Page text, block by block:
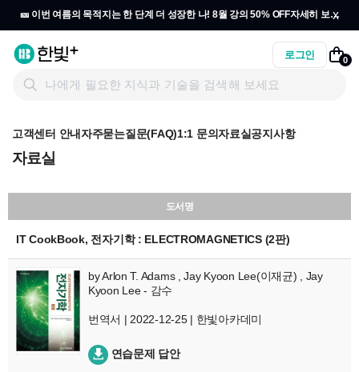
🎫 이번 여름의 목적지는 한 단계 더 성장한 나! 8월 강의 50% OFF자세히 보기
x
로그인 0
고객센터 안내자주묻는질문(FAQ)1:1 문의자료실공지사항
자료실
도서명
IT CookBook, 전자기학 : ELECTROMAGNETICS (2판)
byArlon T. Adams,Jay Kyoon Lee(이재균)
Jay
Kyoon Lee - 감수
번역서 | 2022-12-25 | 한빛아카데미
연습문제 답안